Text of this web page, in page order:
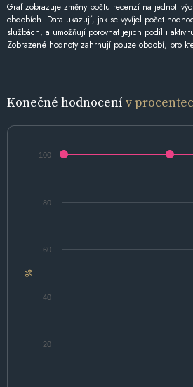
Graf zobrazuje změny počtu recenzí na
obdobích. Data ukazují, jak se vyvíjel počet
službách, a umožňují porovnat jejich podíl i
Zobrazené hodnoty zahrnují pouze období, pro
Konečné hodnocenív
%
20
40
60
80
100